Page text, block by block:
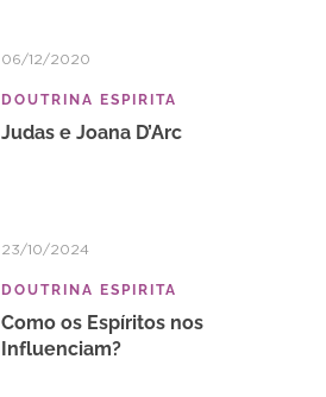
06/12/2020
DOUTRINA ESPIRITA
Judas e Joana D’Arc
23/10/2024
DOUTRINA ESPIRITA
Como os Espíritos nos
Influenciam?